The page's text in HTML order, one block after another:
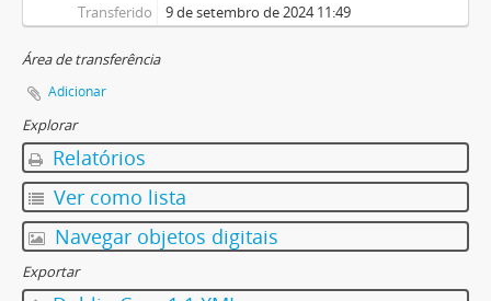
Transferido 9 de setembro de 2024 11:49
Área de transferência
Adicionar
Explorar
Relatórios
Ver como lista
Navegar objetos digitais
Exportar